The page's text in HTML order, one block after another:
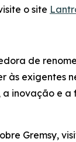
o site
de
exigentes
a inovação e
Gremsy,